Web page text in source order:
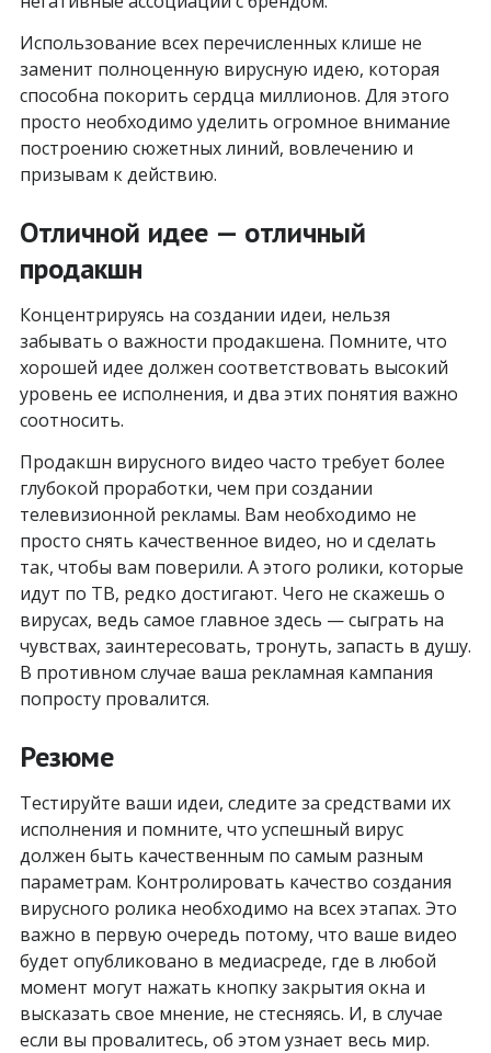
Использование всех перечисленных клише не
заменит полноценную вирусную идею, которая
способна покорить сердца миллионов. Для этого
просто необходимо уделить огромное внимание
построению сюжетных линий, вовлечению и
призывам к действию.
Отличной идее — отличный
продакшн
Концентрируясь на создании идеи, нельзя
забывать о важности продакшена. Помните, что
хорошей идее должен соответствовать высокий
уровень ее исполнения, и два этих понятия важно
соотносить.
Продакшн вирусного видео часто требует более
глубокой проработки, чем при создании
телевизионной рекламы. Вам необходимо не
просто снять качественное видео, но и сделать
так, чтобы вам поверили. А этого ролики, которые
идут по ТВ, редко достигают. Чего не скажешь о
вирусах, ведь самое главное здесь — сыграть на
чувствах, заинтересовать, тронуть, запасть в душу.
В противном случае ваша рекламная кампания
попросту провалится.
Резюме
Тестируйте ваши идеи, следите за средствами их
исполнения и помните, что успешный вирус
должен быть качественным по самым разным
параметрам. Контролировать качество создания
вирусного ролика необходимо на всех этапах. Это
важно в первую очередь потому, что ваше видео
будет опубликовано в медиасреде, где в любой
момент могут нажать кнопку закрытия окна и
высказать свое мнение, не стесняясь. И, в случае
если вы провалитесь, об этом узнает весь мир.